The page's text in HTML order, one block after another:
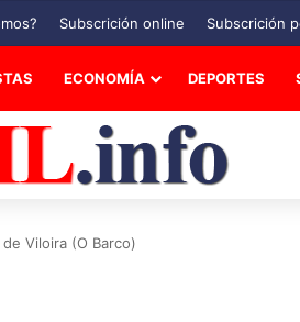
Subscrición online Subscrición
ECONOMÍA DEPORTES
Viloira (O Barco)